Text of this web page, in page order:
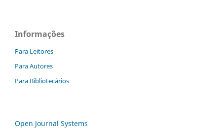
Informações
Para Leitores
Para Autores
Para Bibliotecários
Open Journal Systems